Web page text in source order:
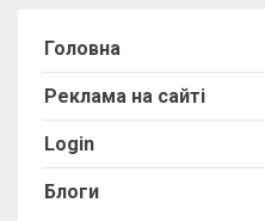
Головна
Реклама на сайті
Login
Блоги